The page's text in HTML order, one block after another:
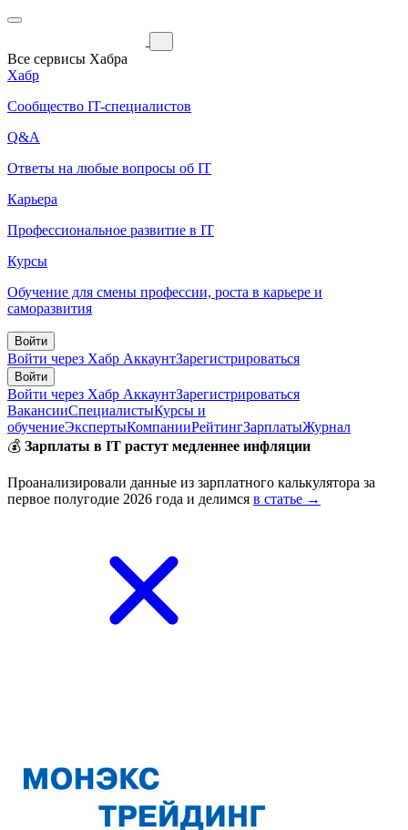
Все сервисы Хабра
Хабр
Сообщество IT-специалистов
Q&A
Ответы на любые вопросы об IT
Карьера
Профессиональное развитие в IT
Курсы
Обучение для смены профессии, роста в карьере и
саморазвития
Войти
Войти через Хабр АккаунтЗарегистрироваться
Войти
Войти через Хабр АккаунтЗарегистрироваться
ВакансииСпециалистыКурсы и
обучениеЭкспертыКомпанииРейтингЗарплатыЖурнал
💰 Зарплаты в IT растут медленнее инфляции
Проанализировали данные из зарплатного калькулятора за
первое полугодие 2026 года и делимся в статье →